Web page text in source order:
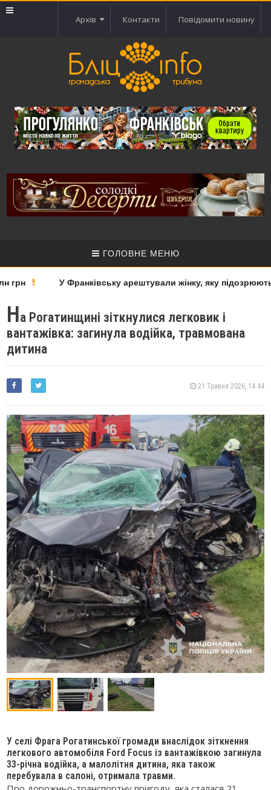
Архів Контакти Повідомити новину
ГОЛОВНЕ МЕНЮ
У Франківську арештували жінку, яку
На Рогатинщині зіткнулися легковик і
вантажівка: загинула водійка, травмована
дитина
21 Травня 2026, 14:44
У селі Фрага Рогатинської громади внаслідок зіткнення
легкового автомобіля Ford Focus із вантажівкою загинула
33-річна водійка, а малолітня дитина, яка також
перебувала в салоні, отримала травми.